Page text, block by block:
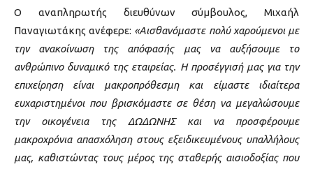
Ο αναπληρωτής διευθύνων σύμβουλος, Μιχαήλ
Παναγιωτάκης ανέφερε: «Αισθανόμαστε πολύ χαρούμενοι με
την ανακοίνωση της απόφασής μας να αυξήσουμε το
ανθρώπινο δυναμικό της εταιρείας. Η προσέγγισή μας για την
επιχείρηση είναι μακροπρόθεσμη και είμαστε ιδιαίτερα
ευχαριστημένοι που βρισκόμαστε σε θέση να μεγαλώσουμε
την οικογένεια της ΔΩΔΩΝΗΣ και να προσφέρουμε
μακροχρόνια απασχόληση στους εξειδικευμένους υπαλλήλους
μας, καθιστώντας τους μέρος της σταθερής αισιοδοξίας που